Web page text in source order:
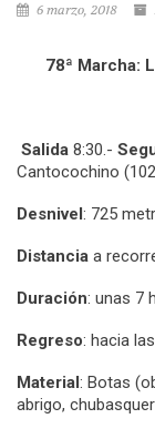
6 marzo, 2018
78ª Marcha:
Salida 8:30.-
Cantocochino
Desnivel: 725
Distancia a
Duración: unas 7
Regreso: hacia
Material: Botas
abrigo,